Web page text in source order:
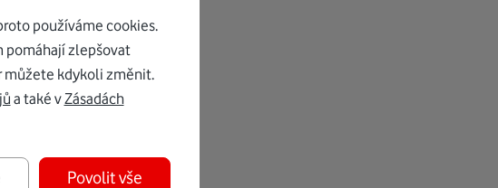
používáme cookies.
pomáhají zlepšovat
můžete kdykoli změnit.
a také vZásadách
Povolit vše